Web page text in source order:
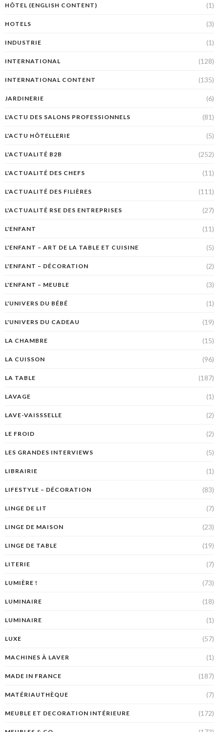
HÔTEL (ENGLISH CONTENT) (1)
HOTELS (3)
INDUSTRIE (1)
INTERNATIONAL (128)
INTERNATIONAL CONTENT (135)
JARDINERIE (6)
L'ACTU DES SALONS PROFESSIONNELS (81)
L'ACTU HÔTELLERIE (5)
L'ACTUALITÉ B2B (252)
L'ACTUALITÉ DES CHEFS (11)
L'ACTUALITÉ DES FILIÈRES (111)
L'ACTUALITÉ RSE DES ENTREPRISES (27)
L'ENFANT (11)
L'ENFANT – ART DE LA TABLE ET CUISINE (5)
L'ENFANT – DÉCORATION (2)
L'ENFANT – MEUBLE (3)
L'UNIVERS DU BÉBÉ (1)
L'UNIVERS DU CADEAU (19)
LA CHAMBRE (15)
LA CUISSON (96)
LA TABLE (187)
LAVAGE (1)
LAVE-VAISSSELLE (2)
LE FROID (2)
LES GRANDES INTERVIEWS (5)
LIBRAIRIE (1)
LIFESTYLE – DÉCORATION (83)
LINGE DE LIT (7)
LINGE DE MAISON (23)
LINGE DE TABLE (19)
LITERIE (7)
LUMIÈRE ! (73)
LUMINAIRE (18)
LUMINAIRE (1)
LUXE (57)
MACHINES À LAVER (1)
MADE IN FRANCE (187)
MATÉRIAUTHÈQUE (7)
MEUBLE ET DECORATION INTÉRIEURE (172)